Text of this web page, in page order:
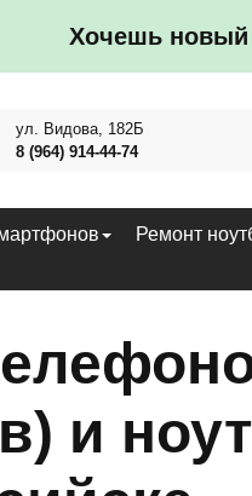
Хочешь
ул. Видова, 182Б
8 (964) 914-44-74
Ремонт
и